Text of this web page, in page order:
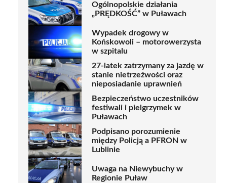
Ogólnopolskie działania
„PRĘDKOŚĆ” w Puławach
Wypadek drogowy w
Końskowoli – motorowerzysta
w szpitalu
27-latek zatrzymany za jazdę w
stanie nietrzeźwości oraz
nieposiadanie uprawnień
Bezpieczeństwo uczestników
festiwali i pielgrzymek w
Puławach
Podpisano porozumienie
między Policją a PFRON w
Lublinie
Uwaga na Niewybuchy w
Regionie Puław